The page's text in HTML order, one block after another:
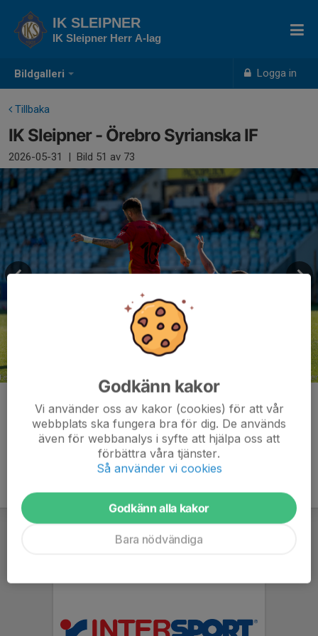
Bildgalleri Logga in
IK SLEIPNER
IK Sleipner Herr A-lag
Tillbaka
IK Sleipner - Örebro Syrianska IF
2026-05-31 | Bild 51 av 73
Kommentarer
Godkänn kakor
Vi använder oss av kakor (cookies) för att vår
webbplats ska fungera bra för dig. De används
även för webbanalys i syfte att hjälpa oss att
förbättra våra tjänster.
Så använder vi cookies
Godkänn alla kakor
Bara nödvändiga